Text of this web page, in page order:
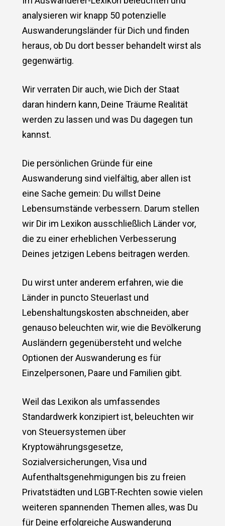
analysieren wir knapp 50 potenzielle
Auswanderungsländer für Dich und finden
heraus, ob Du dort besser behandelt wirst als
gegenwärtig.
Wir verraten Dir auch, wie Dich der Staat
daran hindern kann, Deine Träume Realität
werden zu lassen und was Du dagegen tun
kannst.
Die persönlichen Gründe für eine
Auswanderung sind vielfältig, aber allen ist
eine Sache gemein: Du willst Deine
Lebensumstände verbessern. Darum stellen
wir Dir im Lexikon ausschließlich Länder vor,
die zu einer erheblichen Verbesserung
Deines jetzigen Lebens beitragen werden.
Du wirst unter anderem erfahren, wie die
Länder in puncto Steuerlast und
Lebenshaltungskosten abschneiden, aber
genauso beleuchten wir, wie die Bevölkerung
Ausländern gegenübersteht und welche
Optionen der Auswanderung es für
Einzelpersonen, Paare und Familien gibt.
Weil das Lexikon als umfassendes
Standardwerk konzipiert ist, beleuchten wir
von Steuersystemen über
Kryptowährungsgesetze,
Sozialversicherungen, Visa und
Aufenthaltsgenehmigungen bis zu freien
Privatstädten und LGBT-Rechten sowie vielen
weiteren spannenden Themen alles, was Du
für Deine erfolgreiche Auswanderung